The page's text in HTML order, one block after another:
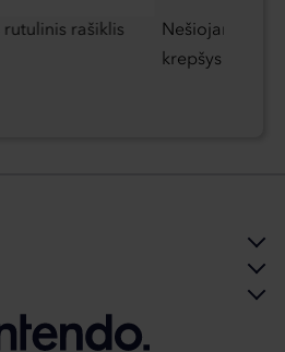
rutulinis rašiklis
Nešiojamojo
krepšys rPET